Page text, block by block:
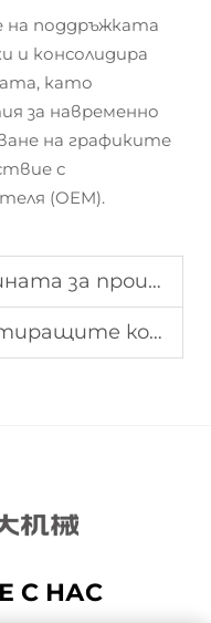
на поддръжката
и консолидира
като
за навременно
на графиките
с
(OEM).
съществено значение за устойчивите решения за опаковки
компактна машина за производство на хартиени чинии
С НАС